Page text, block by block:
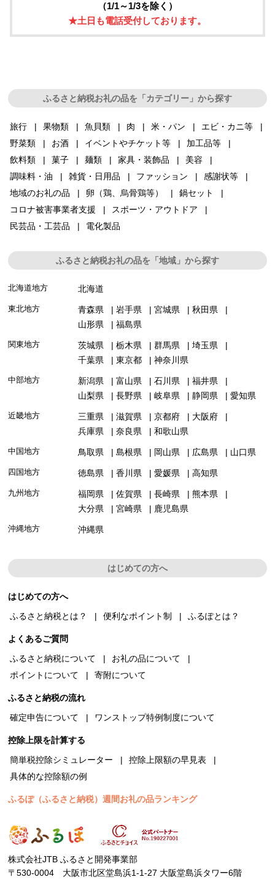
（1/1～1/3を除く）
★土日も電話受付しております。
ふるさと納税お礼の品を「カテゴリー」から探す
旅行 果物類 魚貝類 肉 米・パン
エビ・カニ等
野菜類
お酒 イベントやチケット等
加工品等
飲料類
菓子 麺類 家具・装飾品
美容
調味料・油
雑貨・日用品 ファッション
感謝状等
地域のお礼の品
卵（鶏、烏骨鶏等）
鍋セット
コロナ被害事業者支援
スポーツ・アウトドア
民芸品・工芸品
電化製品
ふるさと納税お礼の品を「地域」から探す
北海道地方 北海道
東北地方 青森県 岩手県 宮城県
秋田県
山形県
福島県
関東地方 茨城県 栃木県 群馬県
埼玉県
千葉県
東京都 神奈川県
中部地方 新潟県 富山県 石川県
福井県
山梨県
長野県 岐阜県 静岡県 愛知県
近畿地方 三重県 滋賀県 京都府
大阪府
兵庫県
奈良県 和歌山県
中国地方 鳥取県 島根県 岡山県 広島県 山口県
四国地方 徳島県 香川県 愛媛県 高知県
九州地方 福岡県 佐賀県 長崎県
熊本県
大分県
宮崎県 鹿児島県
沖縄地方 沖縄県
はじめての方へ
はじめての方へ
ふるさと納税とは？
便利なポイント制 ふるぽとは？
よくあるご質問
ふるさと納税について
お礼の品について
ポイントについて
寄附について
ふるさと納税の流れ
確定申告について
ワンストップ特例制度について
控除上限を計算する
簡単税控除シミュレーター
控除上限額の早見表
具体的な控除額の例
ふるぽ（ふるさと納税）週間お礼の品ランキング
株式会社JTB ふるさと開発事業部
〒530-0004 大阪市北区堂島浜1-1-27 大阪堂島浜タワー6階